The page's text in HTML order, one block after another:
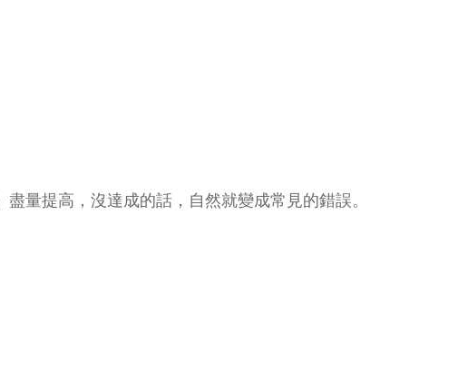
量提高，沒達成的話，自然就變成常見的錯誤。